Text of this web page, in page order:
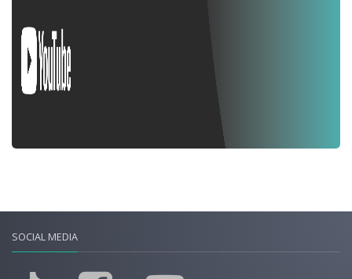
SOCIAL MEDIA